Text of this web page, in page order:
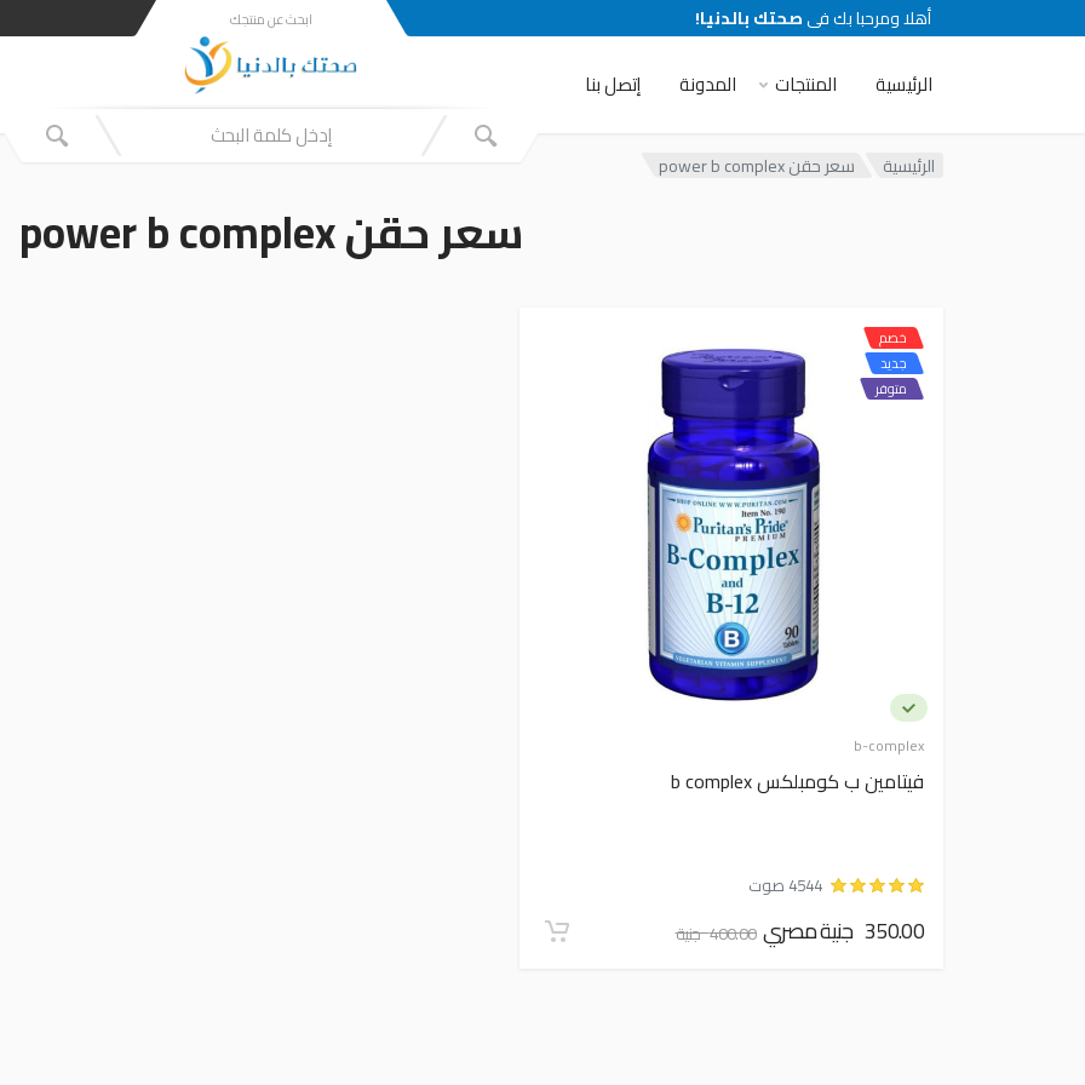
أهلا ومرحبا بك فىصحتك بالدنيا!
الرئيسية المنتجات المدونة إتصل بنا
ابحث عن منتجك
الرئيسية سعر حقن power b complex
سعر حقن power b complex
b-complex
خصم
جديد
متوفر
فيتامين ب كومبلكس b complex
4544 صوت
350.00 جنية مصري 400.00 جنية